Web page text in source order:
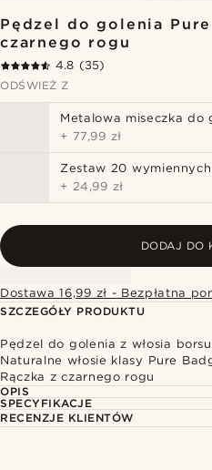
Pędzel do golenia
czarnego rogu
4.8 (35)
ODŚWIEŻ Z
Metalowa miseczka do
+ 77,99 zł
Zestaw 20
+ 24,99 zł
DODAJ DO
Dostawa 16,99 zł - Bezpłatna
SZCZEGÓŁY PRODUKTU
Pędzel do golenia z włosia
Naturalne włosie klasy Pure
Rączka z czarnego rogu
OPIS
SPECYFIKACJE
RECENZJE KLIENTÓW